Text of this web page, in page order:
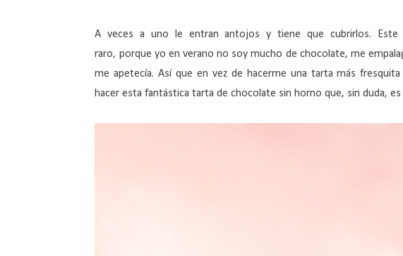
A veces a uno le entran antojos y tiene que cubrirlos.
raro, porque yo en verano no soymucho de chocolate, me
me apetecía.Así que en vez de hacerme una tarta más
hacer esta fantástica tarta de chocolate sin horno que, sin duda, es